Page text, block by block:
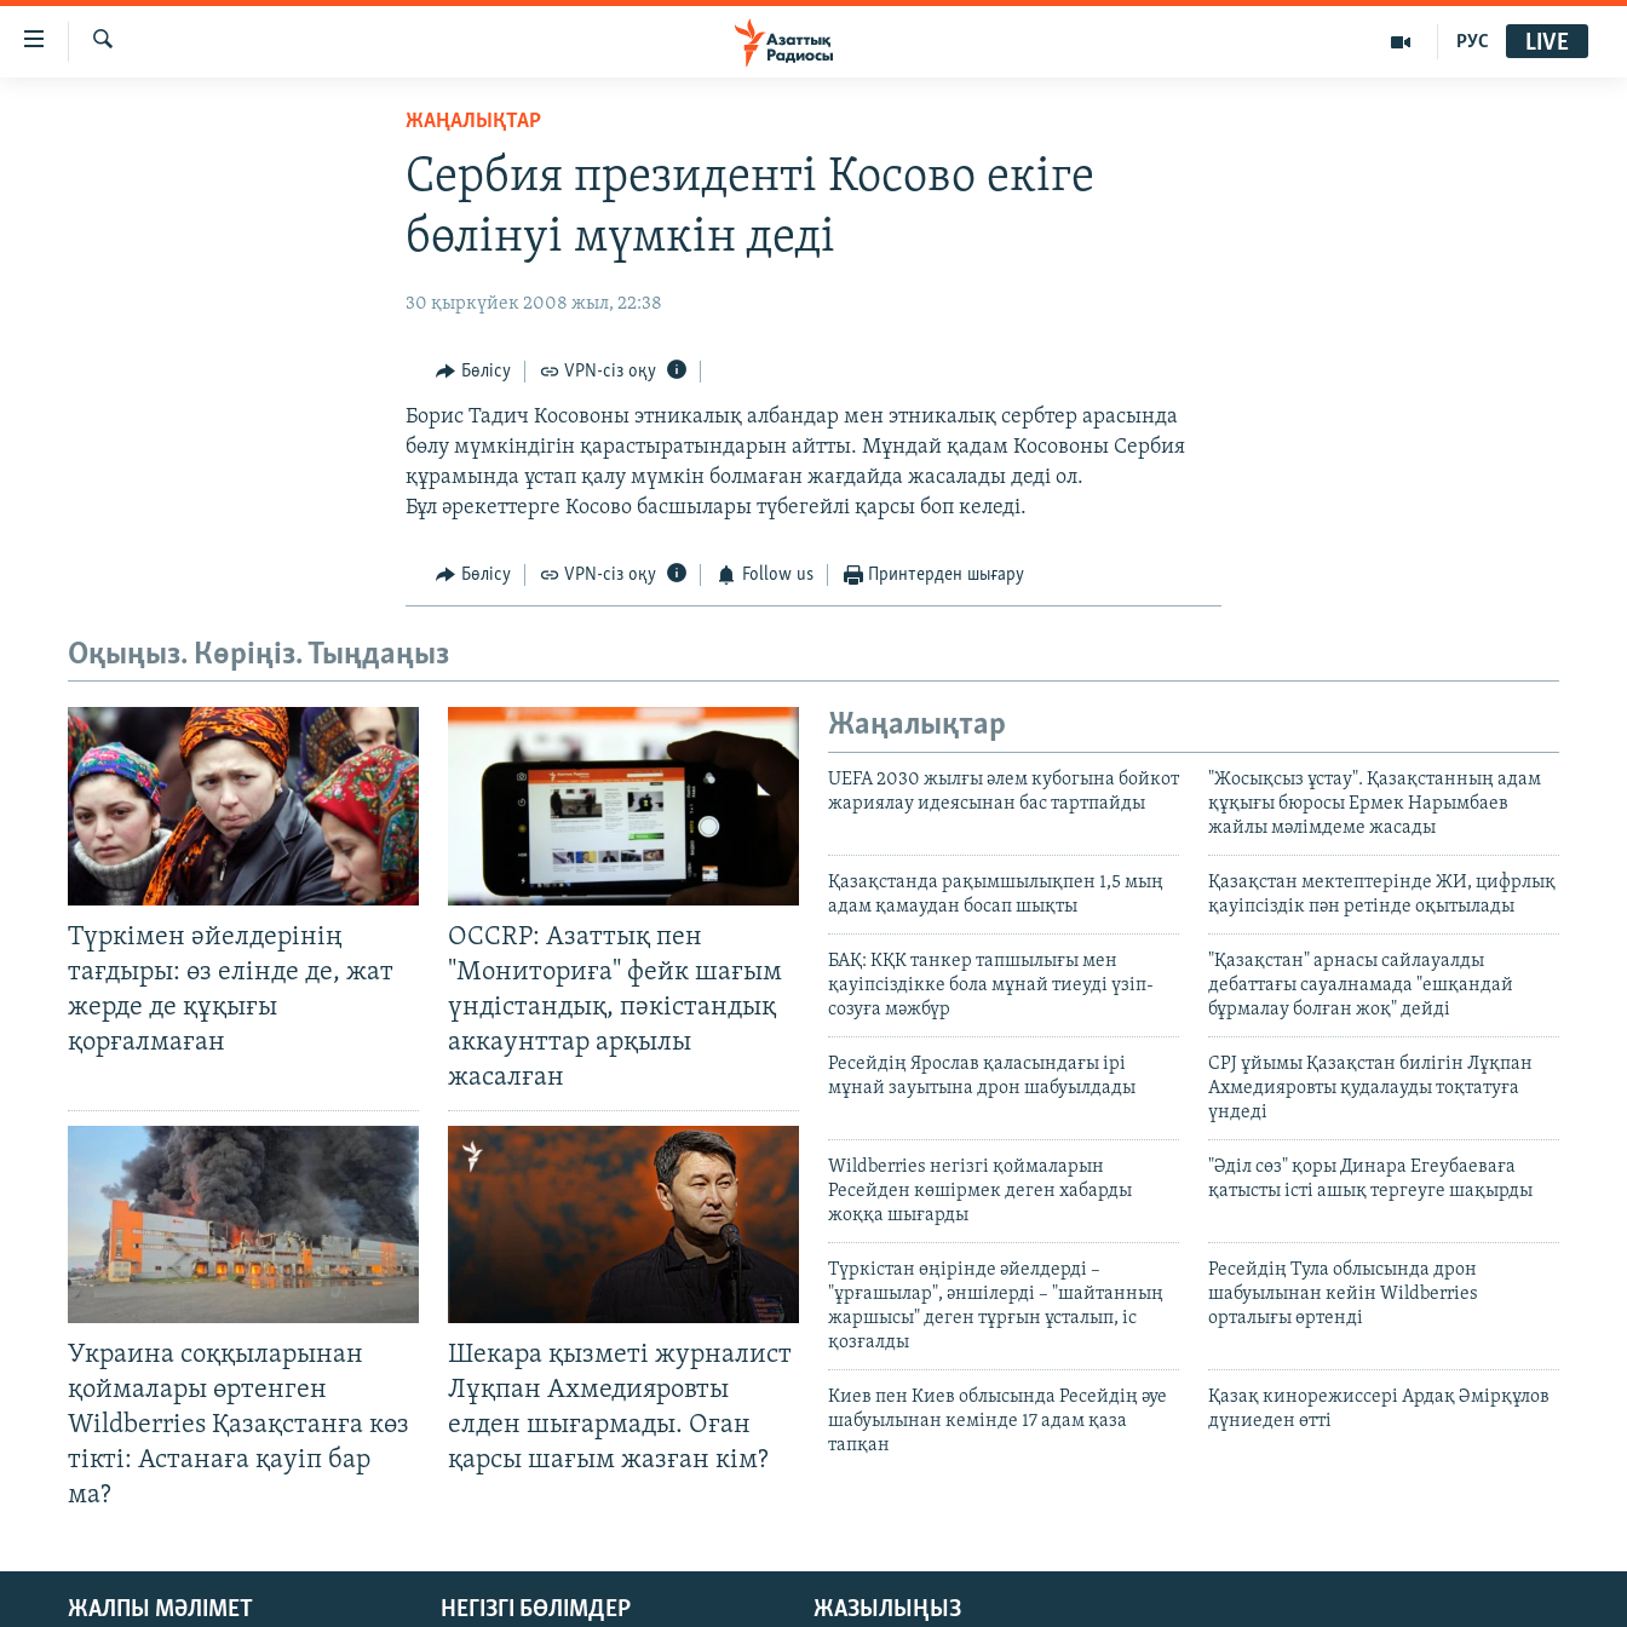
Accessibility
РУС LIVE
ЖАҢАЛЫҚТАР
Сербия президенті Косово екіге
бөлінуі мүмкін деді
30 қыркүйек 2008 жыл, 22:38
Бөлісу VPN-сіз оқу
Борис Тадич Косовоны этникалық албандар мен этникалық сербтер арасында
бөлу мүмкіндігін қарастыратындарын айтты. Мұндай қадам Косовоны Сербия
құрамында ұстап қалу мүмкін болмаған жағдайда жасалады деді ол.
Бұл әрекеттерге Косово басшылары түбегейлі қарсы боп келеді.
Бөлісу VPN-сіз оқу Follow us Принтерден шығару
Оқыңыз. Көріңіз. Тыңдаңыз
Түркімен әйелдерінің
тағдыры: өз елінде де, жат
жерде де құқығы
қорғалмаған
OCCRP: Азаттық пен
"Мониториға" фейк шағым
үндістандық, пәкістандық
аккаунттар арқылы
жасалған
Украина соққыларынан
қоймалары өртенген
Wildberries Қазақстанға көз
тікті: Астанаға қауіп бар
ма?
Шекара қызметі журналист
Лұқпан Ахмедияровты
елден шығармады. Оған
қарсы шағым жазған кім?
Жаңалықтар
UEFA 2030 жылғы әлем кубогына бойкот
жариялау идеясынан бас тартпайды
"Жосықсыз ұстау". Қазақстанның адам
құқығы бюросы Ермек Нарымбаев
жайлы мәлімдеме жасады
Қазақстанда рақымшылықпен 1,5 мың
адам қамаудан босап шықты
Қазақстан мектептерінде ЖИ, цифрлық
қауіпсіздік пән ретінде оқытылады
БАҚ: КҚК танкер тапшылығы мен
қауіпсіздікке бола мұнай тиеуді үзіп-
созуға мәжбүр
"Қазақстан" арнасы сайлауалды
дебаттағы сауалнамада "ешқандай
бұрмалау болған жоқ" дейді
Ресейдің Ярослав қаласындағы ірі
мұнай зауытына дрон шабуылдады
CPJ ұйымы Қазақстан билігін Лұқпан
Ахмедияровты қудалауды тоқтатуға
үндеді
Wildberries негізгі қоймаларын
Ресейден көшірмек деген хабарды
жоққа шығарды
"Әділ сөз" қоры Динара Егеубаеваға
қатысты істі ашық тергеуге шақырды
Түркістан өңірінде әйелдерді –
"ұрғашылар", әншілерді – "шайтанның
жаршысы" деген тұрғын ұсталып, іс
қозғалды
Ресейдің Тула облысында дрон
шабуылынан кейін Wildberries
орталығы өртенді
Киев пен Киев облысында Ресейдің әуе
шабуылынан кемінде 17 адам қаза
тапқан
Қазақ кинорежиссері Ардақ Әмірқұлов
дүниеден өтті
ЖАЗЫЛЫҢЫЗ
ЖАЛПЫ МӘЛІМЕТ НЕГІЗГІ БӨЛІМДЕР